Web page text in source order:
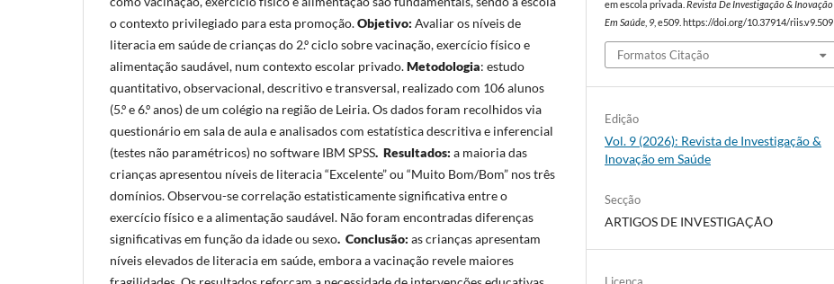
o contexto privilegiado para esta promoção.Objetivo: Avaliar os níveis de
literacia em saúde de crianças do 2.º ciclo sobre vacinação, exercício físico e
alimentação saudável, num contexto escolar privado.Metodologia: estudo
quantitativo, observacional, descritivo e transversal, realizado com 106 alunos
(5.º e 6.º anos) de um colégio na região de Leiria. Os dados foram recolhidos via
questionário em sala de aula e analisados com estatística descritiva e inferencial
(testes não paramétricos) no software IBM SPSS. Resultados: a maioria das
crianças apresentou níveis de literacia “Excelente” ou “Muito Bom/Bom” nos três
domínios. Observou-se correlação estatisticamente significativa entre o
exercício físico e a alimentação saudável. Não foram encontradas diferenças
significativas em função da idade ou sexo. Conclusão: as crianças apresentam
níveis elevados de literacia em saúde, embora a vacinação revele maiores
em escola privada.Revista De Investigação & Inovação
Em Saúde 9, e509. https://doi.org/10.37914/riis.v9.509
Formatos Citação
Edição
Vol. 9 (2026): Revista de Investigação &
Inovação em Saúde
Secção
ARTIGOS DE INVESTIGAÇÃO
Licença